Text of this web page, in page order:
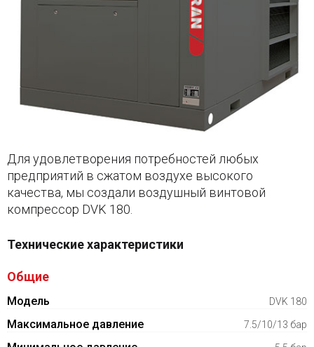
Для удовлетворения потребностей любых
предприятий в сжатом воздухе высокого
качества, мы создали воздушный винтовой
компрессор DVK 180.
Технические характеристики
Общие
Модель DVK 180
Максимальное давление 7.5/10/13 бар